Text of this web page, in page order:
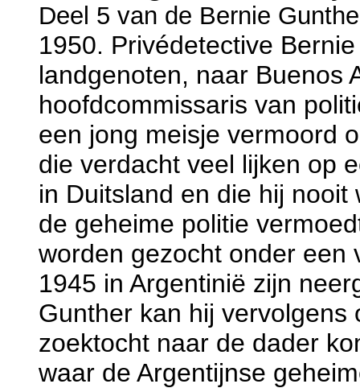
Deel 5 van de Bernie
1950. Privédetective
landgenoten, naar Buenos
hoofdcommissaris van
een jong meisje vermoord
die verdacht veel lijken op
in Duitsland en die hij
de geheime politie
worden gezocht onder een
1945 in Argentinië zijn
Gunther kan hij
zoektocht naar de dader
waar de Argentijnse